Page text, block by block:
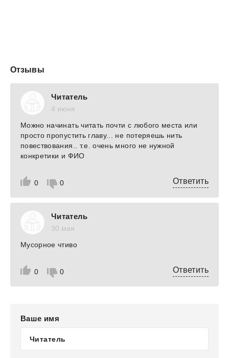
Отзывы
Читатель
4 июня
0 0
Можно начинать читать почти с любого места или
просто пропустить главу... не потеряешь нить
повествования.. т.е. очень много не нужной
конкретики и ФИО
Ответить
Читатель
30 мая
0 0
Мусорное чтиво
Ответить
Ваше имя